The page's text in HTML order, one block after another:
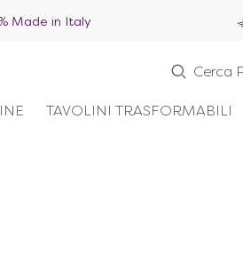
Made in Italy
TAVOLINI TRASFORMABILI
Cerca